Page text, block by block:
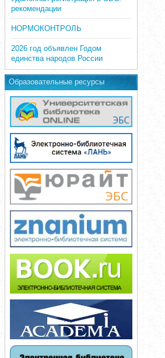
рекомендации
НОРМОКОНТРОЛЬ
2026 год объявлен Годом
единства народов России
Образовательные ресурсы